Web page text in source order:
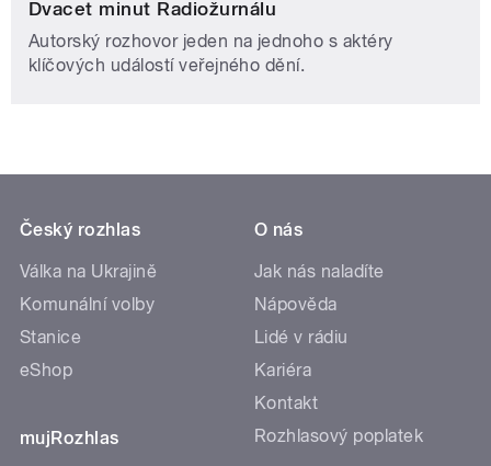
Dvacet minut Radiožurnálu
Autorský rozhovor jeden na jednoho s aktéry
klíčových událostí veřejného dění.
Český rozhlas
Válka na Ukrajině
Komunální volby
Stanice
eShop
mujRozhlas
O nás
Jak nás naladíte
Nápověda
Lidé v rádiu
Kariéra
Kontakt
Rozhlasový poplatek